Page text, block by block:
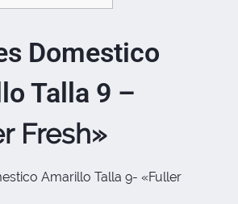
Domestico
Talla 9 –
Fresh»
Amarillo Talla 9- «Fuller